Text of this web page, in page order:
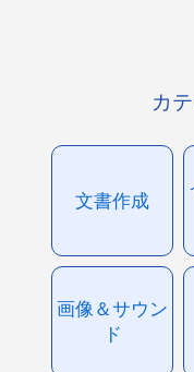
カ
文書作成
画像＆サウン
ド